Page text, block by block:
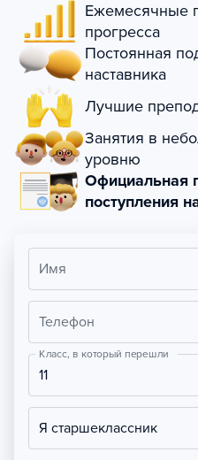
Ежемесячные
прогресса
Постоянная
наставника
Лучшие
Занятия в
уровню
Официальная
поступления
Имя
Телефон
Класс, в который перешли
11
Я старшеклассник